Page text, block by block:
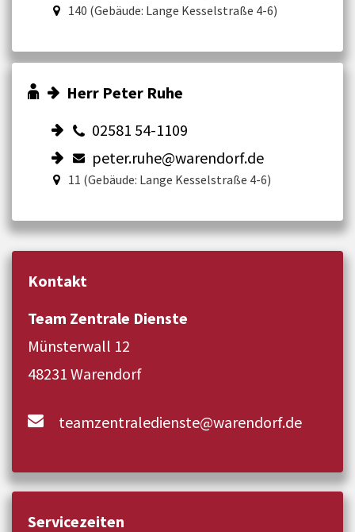
140 (Gebäude: Lange Kesselstraße 4-6)
Herr Peter Ruhe
02581 54-1109
peter.ruhe@warendorf.de
11 (Gebäude: Lange Kesselstraße 4-6)
Kontakt
Team Zentrale Dienste
Münsterwall 12
48231 Warendorf
teamzentraledienste@warendorf.de
Servicezeiten